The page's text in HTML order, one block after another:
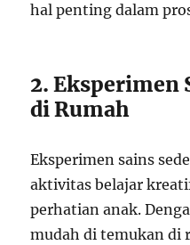
hal penting dalam
2. Eksperimen
di Rumah
Eksperimen sains
aktivitas belajar
perhatian anak.
mudah di temukan di